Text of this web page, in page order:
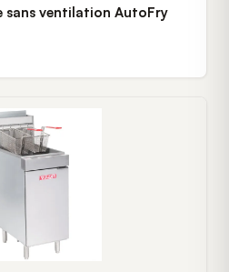
sans ventilation AutoFry